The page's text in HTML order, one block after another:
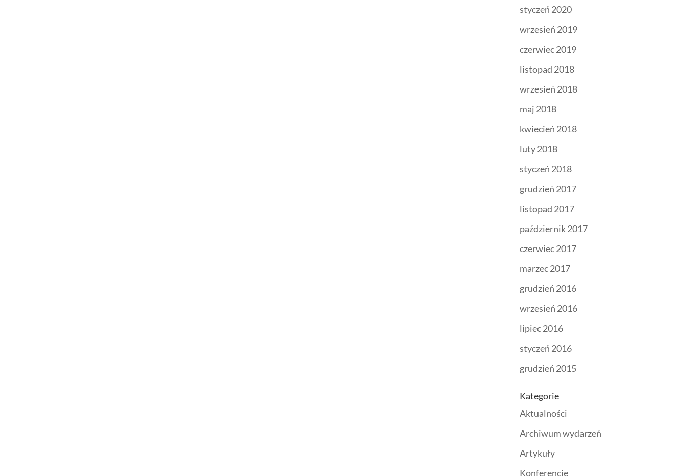
styczeń 2020
wrzesień 2019
czerwiec 2019
listopad 2018
wrzesień 2018
maj 2018
kwiecień 2018
luty 2018
styczeń 2018
grudzień 2017
listopad 2017
październik 2017
czerwiec 2017
marzec 2017
grudzień 2016
wrzesień 2016
lipiec 2016
styczeń 2016
grudzień 2015
Kategorie
Aktualności
Archiwum wydarzeń
Artykuły
Konferencje